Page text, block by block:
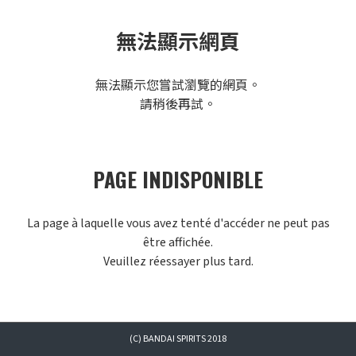
無法顯示網頁
無法顯示您嘗試瀏覽的網頁。
請稍後再試。
PAGE INDISPONIBLE
La page à laquelle vous avez tenté d'accéder ne peut pas
être affichée.
Veuillez réessayer plus tard.
(C) BANDAI SPIRITS 2018